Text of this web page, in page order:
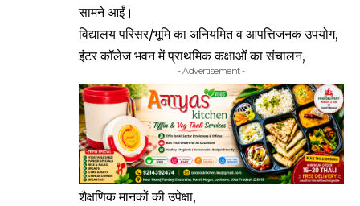
सामने आईं।
विद्यालय परिसर/भूमि का अनियमित व आपत्तिजनक उपयोग,
इंटर कॉलेज भवन में प्राथमिक कक्षाओं का संचालन,
- Advertisement -
शैक्षणिक मानकों की उपेक्षा,